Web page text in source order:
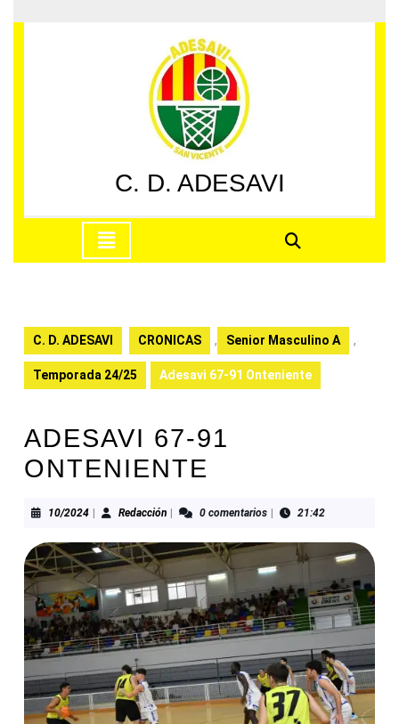
al
C. D. ADESAVI
apertura
C. D. ADESAVI CRONICAS , Senior Masculino A ,
Temporada 24/25 Adesavi 67-91 Onteniente
ADESAVI 67-91
ONTENIENTE
10/202410/2024RedacciónRedacción0 comentarios 21:42